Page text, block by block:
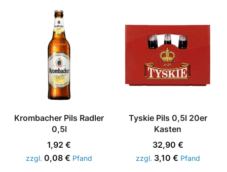
Krombacher Pils Radler
0,5l
1,92€
zzgl.0,08€ Pfand
Tyskie Pils 0,5l 20er
Kasten
32,90 €
zzgl. 3,10 € Pfand